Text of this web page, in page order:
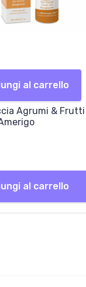
al carrello
Agrumi & Frutti
al carrello